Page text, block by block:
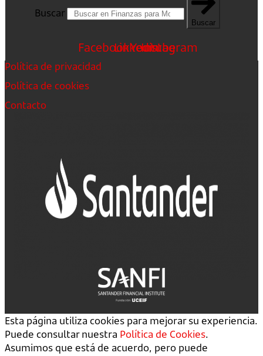
Buscar
Buscar
FacebookLinkedin
Youtube
Instagram
Política de privacidad
Política de cookies
Contacto
Esta página utiliza cookies para mejorar su experiencia.
Puede consultar nuestra Política de Cookies.
Asumimos que está de acuerdo, pero puede